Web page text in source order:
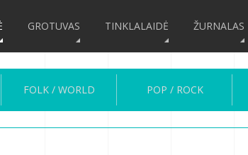
GROTUVAS TINKLALAIDĖ ŽURNALAS
FOLK / WORLD POP / ROCK